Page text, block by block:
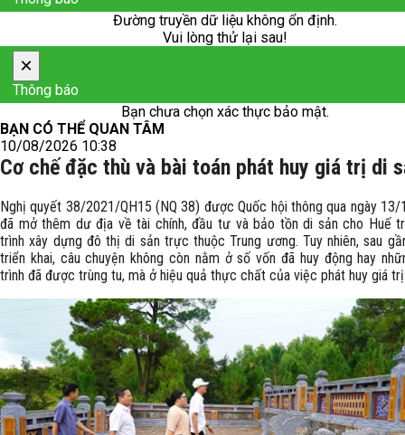
Đường truyền dữ liệu không ổn định.
Vui lòng thử lại sau!
×
Thông báo
Bạn chưa chọn xác thực bảo mật.
BẠN CÓ THỂ QUAN TÂM
10/08/2026 10:38
Cơ chế đặc thù và bài toán phát huy giá trị di
Nghị quyết 38/2021/QH15 (NQ 38) được Quốc hội thông qua ngày
đã mở thêm dư địa về tài chính, đầu tư và bảo tồn di sản cho Huế
trình xây dựng đô thị di sản trực thuộc Trung ương. Tuy nhiên, sau
triển khai, câu chuyện không còn nằm ở số vốn đã huy động hay
trình đã được trùng tu, mà ở hiệu quả thực chất của việc phát huy giá